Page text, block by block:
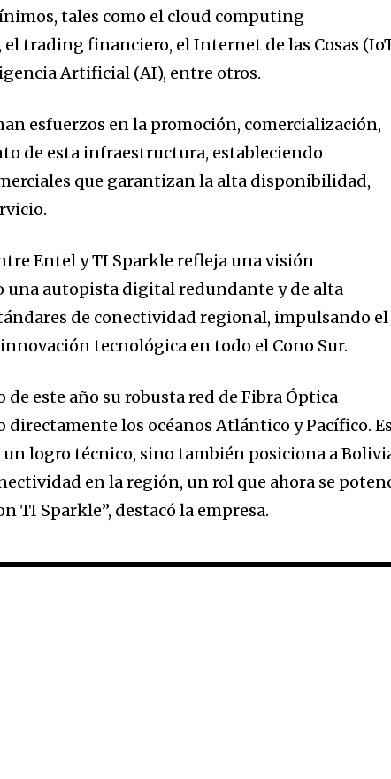
tales como el cloud computing
trading financiero, el Internet de las Cosas
Artificial (AI), entre otros.
esfuerzos en la promoción, comercialización,
de esta infraestructura, estableciendo
que garantizan la alta disponibilidad,
Entel y TI Sparkle refleja una visión
una autopista digital redundante y de alta
de conectividad regional, impulsando el
tecnológica en todo el Cono Sur.
este año su robusta red de Fibra Óptica
directamente los océanos Atlántico y Pacífico.
logro técnico, sino también posiciona a
en la región, un rol que ahora se
TI Sparkle”, destacó la empresa.